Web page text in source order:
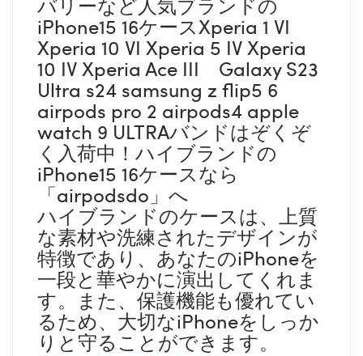
iPhone15 16ケースXperia 1 VI
Xperia 10 VI Xperia 5 IV Xperia
10 IV Xperia Ace III Galaxy S23
Ultra s24 samsung z flip5 6
airpods pro 2 airpods4 apple
watch 9 ULTRAバンドはぞくぞ
く入荷中！ハイブランドの
iPhone15 16ケースなら
「airpodsdo」へ
ハイブランドのケースは、上質
な素材や洗練されたデザインが
特徴であり、あなたのiPhoneを
一段と華やかに演出してくれま
す。また、保護機能も優れてい
るため、大切なiPhoneをしっか
りと守ることができます。